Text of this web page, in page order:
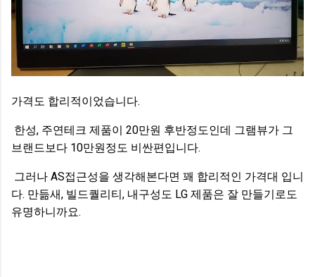
가격도 합리적이었습니다.
한성, 주연테크 제품이 20만원 후반정도인데 그램뷰가 그
브랜드보다 10만원정도 비싼편입니다.
그러나 AS접근성을 생각해본다면 꽤 합리적인 가격대 입니
다. 만듦새, 빌드퀄리티, 내구성도 LG 제품은 잘 만들기로도
유명하니까요.